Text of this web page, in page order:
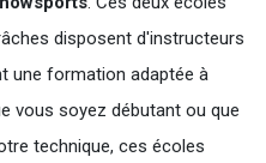
disposent d'instructeurs
une formation adaptée à
vous soyez débutant ou que
technique, ces écoles